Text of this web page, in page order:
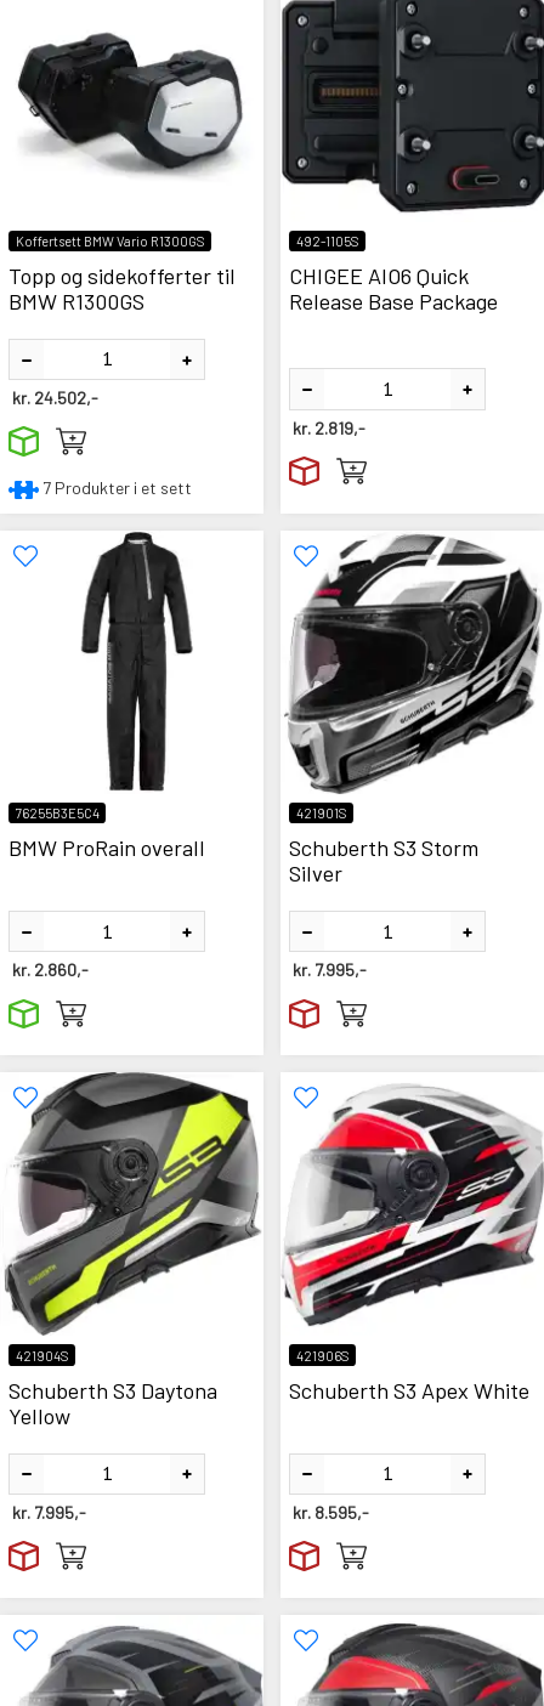
Koffertsett BMW Vario R1300GS
Topp og sidekofferter til
BMW R1300GS
kr. 24.502,-
7 Produkter i et sett
492-1105S
CHIGEE AIO6 Quick
Release Base Package
kr. 2.819,-
76255B3E5C4
BMW ProRain overall
kr. 2.860,-
421901S
Schuberth S3 Storm
Silver
kr. 7.995,-
421904S
Schuberth S3 Daytona
Yellow
kr. 7.995,-
421906S
Schuberth S3 Apex White
kr. 8.595,-